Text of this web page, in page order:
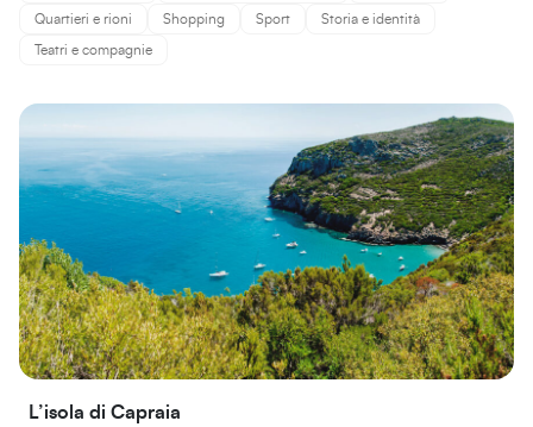
Quartieri e rioni Shopping Sport Storia e identità
Teatri e compagnie
L’isola di Capraia